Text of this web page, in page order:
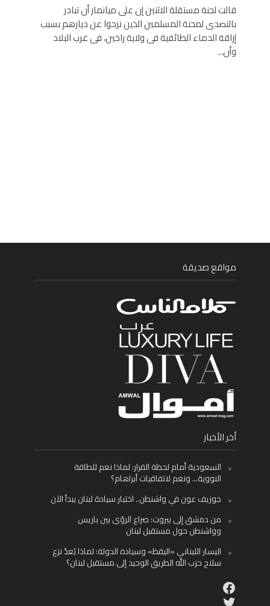
قالت لجنة مستقلة الاثنين إن على ميانمار أن تبادر
بالتصدى لمحنة المسلمين الذين نزحوا عن ديارهم بسبب
إراقة الدماء الطائفية فى ولاية راخين، فى غرب البلاد
وأن...
مواقع صديقة
أخر الأخبار
السعودية أمام لحظة القرار: لماذا نعم للطاقة
النووية… ونعم لاتفاقيات أبراهام؟
جوزيف عون في واشنطن.. اختبار سيادة لبنان يبدأ الآن
من دمشق إلى بيروت: صراع الرؤى بين باريس
وواشنطن حول مستقبل لبنان
اليسار اللبناني «اليقظ» وسيادة الدولة: لماذا يُعدّ نزع
سلاح حزب الله الطريق الوحيد إلى مستقبل لبنان؟
Facebook